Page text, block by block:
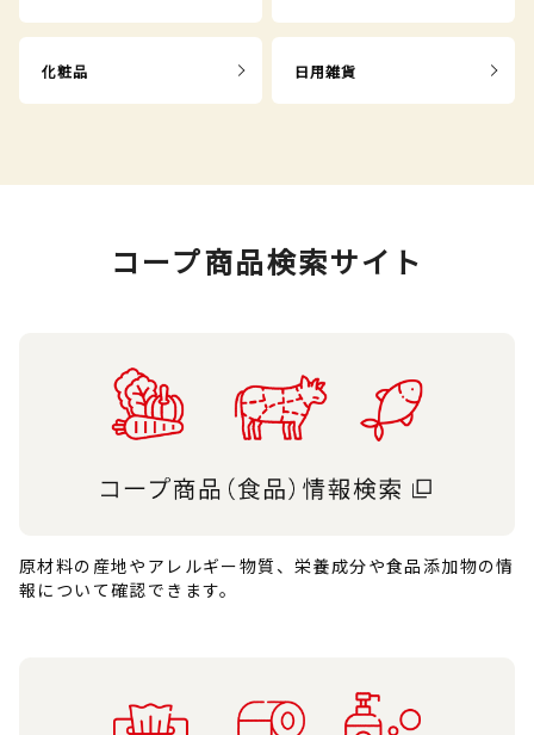
化粧品 日用雑貨
コープ商品検索サイト
原材料の産地やアレルギー物質、栄養成分や食品添加物の情
報について確認できます。